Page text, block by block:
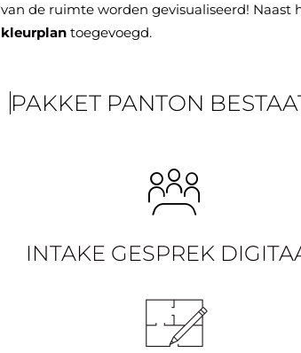
van de ruimte worden gevisualiseerd! Naast
kleurplantoegevoegd.
PAKKET PANTON
INTAKE GESPREK